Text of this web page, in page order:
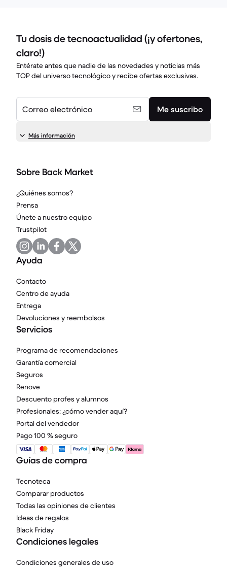
Tu dosis de tecnoactualidad (¡y ofertones,
claro!)
Entérate antes que nadie de las novedades y noticias más
TOP del universo tecnológico y recibe ofertas exclusivas.
Correo electrónico Me suscribo
Más información
Sobre Back Market
¿Quiénes somos?
Prensa
Únete a nuestro equipo
Trustpilot
Ayuda
Contacto
Centro de ayuda
Entrega
Devoluciones y reembolsos
Servicios
Programa de recomendaciones
Garantía comercial
Seguros
Renove
Descuento profes y alumnos
Profesionales: ¿cómo vender aquí?
Portal del vendedor
Pago 100 % seguro
Guías de compra
Tecnoteca
Comparar productos
Todas las opiniones de clientes
Ideas de regalos
Black Friday
Condiciones legales
Condiciones generales de uso